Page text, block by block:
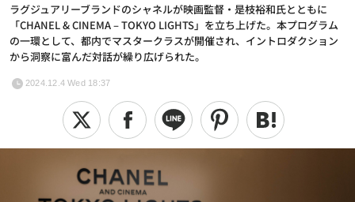
ラグジュアリーブランドのシャネルが映画監督・是枝裕和氏とともに
「CHANEL & CINEMA – TOKYO LIGHTS」を立ち上げた。本プログラム
の一環として、都内でマスタークラスが開催され、イントロダクション
から洞察に富んだ対話が繰り広げられた。
2024.12.4 Wed 18:37